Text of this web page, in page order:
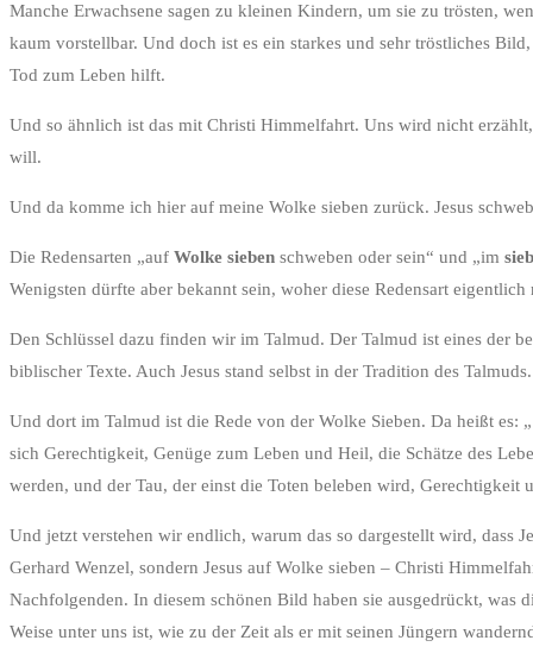
Manche Erwachsene sagen zu kleinen Kindern, um sie zu trösten,
kaum vorstellbar. Und doch ist es ein starkes und sehr tröstliches
Tod zum Leben hilft.
Und so ähnlich ist das mit Christi Himmelfahrt. Uns wird nicht
will.
Und da komme ich hier auf meine Wolke sieben zurück. Jesus
Die Redensarten „auf Wolke sieben schweben oder sein“ und „im
Wenigsten dürfte aber bekannt sein, woher diese Redensart eigentlich
Den Schlüssel dazu finden wir im Talmud. Der Talmud ist eines der
biblischer Texte. Auch Jesus stand selbst in der Tradition des Talmuds.
Und dort im Talmud ist die Rede von der Wolke Sieben. Da heißt
sich Gerechtigkeit, Genüge zum Leben und Heil, die Schätze des
werden, und der Tau, der einst die Toten beleben wird, Gerechtigkeit
Und jetzt verstehen wir endlich, warum das so dargestellt wird, dass
Gerhard Wenzel, sondern Jesus auf Wolke sieben – Christi
Nachfolgenden. In diesem schönen Bild haben sie ausgedrückt, was
Weise unter uns ist, wie zu der Zeit als er mit seinen Jüngern